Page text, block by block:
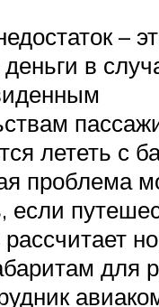
–
в
лететь с
проблема
если
для